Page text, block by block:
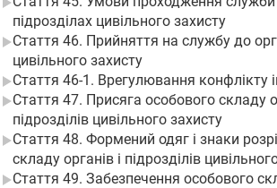
підрозділах цивільного захисту
Стаття 46. Прийняття на службу до
цивільного захисту
Стаття 46-1. Врегулювання конфлікту
Стаття 47. Присяга особового складу
підрозділів цивільного захисту
Стаття 48. Формений одяг і знаки
складу органів і підрозділів
Стаття 49. Забезпечення особового